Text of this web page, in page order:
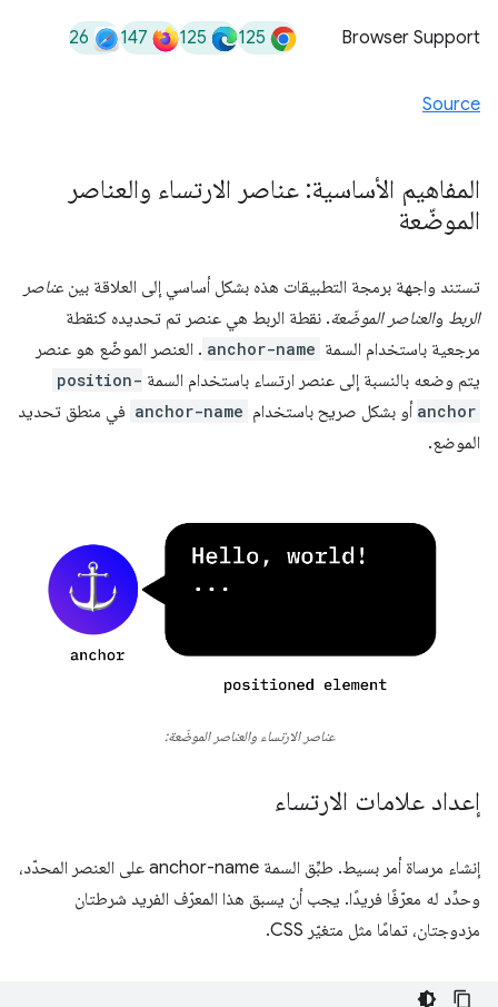
Browser Support
125
125
147
26
Source
المفاهيم الأساسية: عناصر الارتساء والعناصر
الموضّعة
تستند واجهة برمجة التطبيقات هذه بشكل أساسي إلى العلاقة بين عناصر
الربط والعناصر الموضّعة. نقطة الربط هي عنصر تم تحديده كنقطة
مرجعية باستخدام السمة anchor-name . العنصر الموضّع هو عنصر
يتم وضعه بالنسبة إلى عنصر ارتساء باستخدام السمة position-
anchor أو بشكل صريح باستخدام anchor-name في منطق تحديد
الموضع.
عناصر الارتساء والعناصر الموضّعة:
إعداد علامات الارتساء
إنشاء مرساة أمر بسيط. طبِّق السمة anchor-name على العنصر المحدّد،
وحدِّد له معرّفًا فريدًا. يجب أن يسبق هذا المعرّف الفريد شرطتان
مزدوجتان، تمامًا مثل متغيّر CSS.